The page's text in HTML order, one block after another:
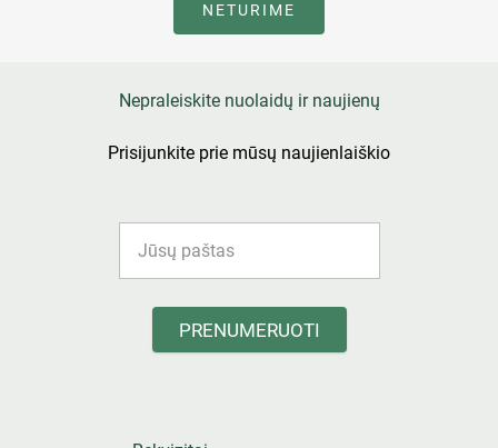
NETURIME
Nepraleiskite nuolaidų ir naujienų
Prisijunkite prie mūsų naujienlaiškio
PRENUMERUOTI